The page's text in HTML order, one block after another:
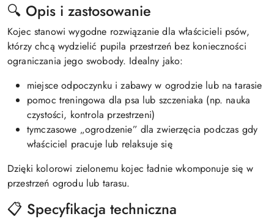
🔍 Opis i zastosowanie
Kojec stanowi wygodne rozwiązanie dla właścicieli psów,
którzy chcą wydzielić pupila przestrzeń bez konieczności
ograniczania jego swobody. Idealny jako:
miejsce odpoczynku i zabawy w ogrodzie lub na tarasie
pomoc treningowa dla psa lub szczeniaka (np. nauka
czystości, kontrola przestrzeni)
tymczasowe „ogrodzenie” dla zwierzęcia podczas gdy
właściciel pracuje lub relaksuje się
Dzięki kolorowi zielonemu kojec ładnie wkomponuje się w
przestrzeń ogrodu lub tarasu.
📋 Specyfikacja techniczna